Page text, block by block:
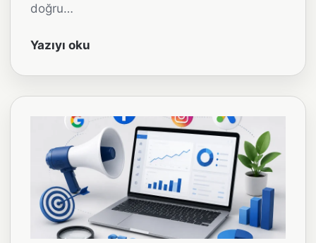
doğru…
Yazıyı oku